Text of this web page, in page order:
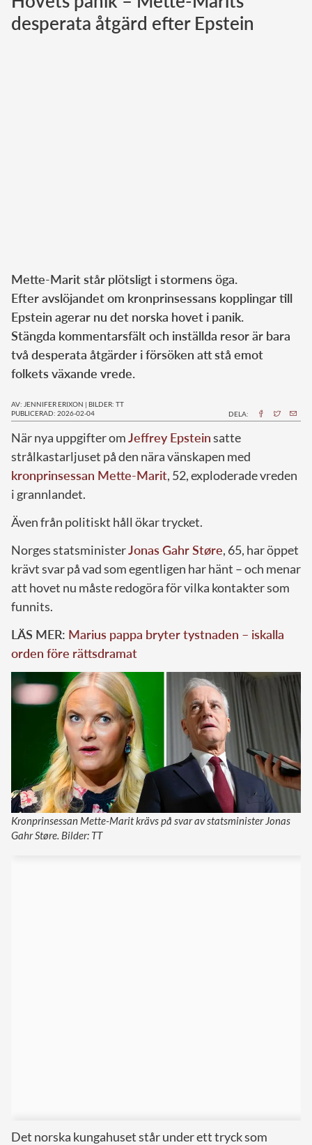
Norska kungahuset
desperata åtgärd efter Epstein
Mette-Marit står plötsligt i stormens öga.
Efter avslöjandet om kronprinsessans kopplingar till
Epstein agerar nu det norska hovet i panik.
Stängda kommentarsfält och inställda resor är bara
två desperata åtgärder i försöken att stå emot
folkets växande vrede.
AV: JENNIFER ERIXON | BILDER: TT
PUBLICERAD: 2026-02-04
DELA:
När nya uppgifter omJeffrey Epsteinsatte
strålkastarljuset på den nära vänskapen med
kronprinsessan Mette-Marit, 52, exploderade vreden
i grannlandet.
Även från politiskt håll ökar trycket.
Norges statsministerJonas Gahr Støre, 65, har öppet
krävt svar på vad som egentligen har hänt – och menar
att hovet nu måste redogöra för vilka kontakter som
funnits.
LÄS MER: Marius pappa bryter tystnaden – iskalla
orden före rättsdramat
Kronprinsessan Mette-Marit krävs på svar av statsminister Jonas
Gahr Støre. Bilder: TT
Det norska kungahuset står under ett tryck som